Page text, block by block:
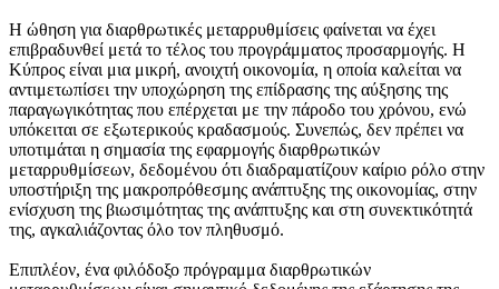
Η ώθηση για διαρθρωτικές μεταρρυθμίσεις φαίνεται να έχει
επιβραδυνθεί μετά το τέλος του προγράμματος προσαρμογής. Η
Κύπρος είναι μια μικρή, ανοιχτή οικονομία, η οποία καλείται να
αντιμετωπίσει την υποχώρηση της επίδρασης της αύξησης της
παραγωγικότητας που επέρχεται με την πάροδο του χρόνου, ενώ
υπόκειται σε εξωτερικούς κραδασμούς. Συνεπώς, δεν πρέπει να
υποτιμάται η σημασία της εφαρμογής διαρθρωτικών
μεταρρυθμίσεων, δεδομένου ότι διαδραματίζουν καίριο ρόλο στην
υποστήριξη της μακροπρόθεσμης ανάπτυξης της οικονομίας, στην
ενίσχυση της βιωσιμότητας της ανάπτυξης και στη συνεκτικότητά
της, αγκαλιάζοντας όλο τον πληθυσμό.
Επιπλέον, ένα φιλόδοξο πρόγραμμα διαρθρωτικών